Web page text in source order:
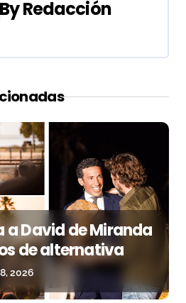
ByRedacción
a David de Miranda
de alternativa
2026